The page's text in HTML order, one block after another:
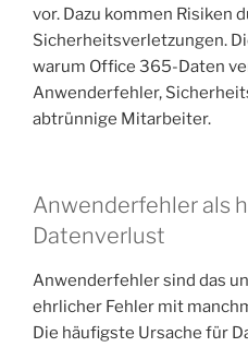
vor. Dazu kommen Risiken
Sicherheitsverletzungen.
warum Office 365-Daten
Anwenderfehler,
abtrünnige Mitarbeiter.
Anwenderfehler als
Datenverlust
Anwenderfehler sind das
ehrlicher Fehler mit
Die häufigste Ursache für